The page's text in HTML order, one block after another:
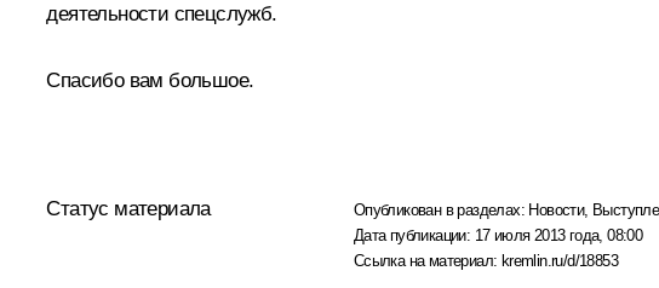
деятельности спецслужб.
Спасибо вам большое.
Статус материала Опубликован в разделах: Новости,
Дата публикации: 17 июля 2013 года, 08:00
Ссылка на материал: kremlin.ru/d/18853